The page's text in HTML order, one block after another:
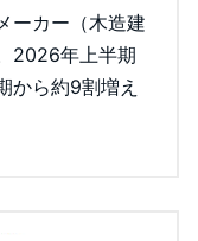
ーカー（木造建
2026年上半期
から約9割増え